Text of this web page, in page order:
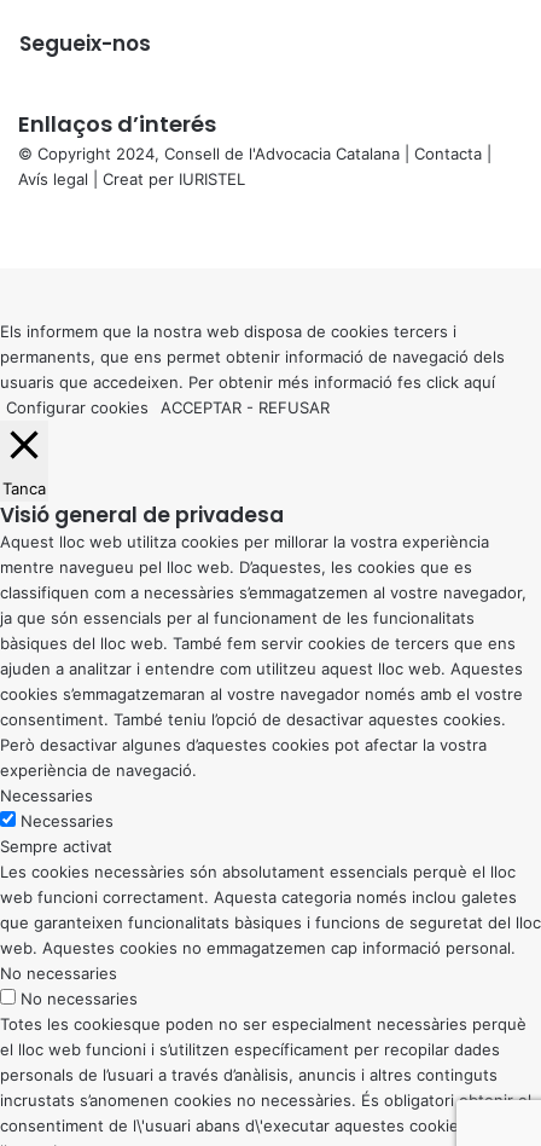
Segueix-nos
Enllaços d’interés
© Copyright 2024, Consell de l'Advocacia Catalana | Contacta
Avís legal | Creat per IURISTEL
button
Els informem que la nostra web disposa de cookies tercers i
permanents, que ens permet obtenir informació de navegació dels
usuaris que accedeixen. Per obtenir més informació fes click aquí
Configurar cookies
ACCEPTAR - REFUSAR
Tanca
Visió general de privadesa
Aquest lloc web utilitza cookies per millorar la vostra experiència
mentre navegueu pel lloc web. D’aquestes, les cookies que es
classifiquen com a necessàries s’emmagatzemen al vostre navegador,
ja que són essencials per al funcionament de les funcionalitats
bàsiques del lloc web. També fem servir cookies de tercers que ens
ajuden a analitzar i entendre com utilitzeu aquest lloc web. Aquestes
cookies s’emmagatzemaran al vostre navegador només amb el vostre
consentiment. També teniu l’opció de desactivar aquestes cookies.
Però desactivar algunes d’aquestes cookies pot afectar la vostra
experiència de navegació.
Necessaries
Necessaries
Sempre activat
Les cookies necessàries són absolutament essencials perquè el lloc
web funcioni correctament. Aquesta categoria només inclou galetes
que garanteixen funcionalitats bàsiques i funcions de seguretat del lloc
web. Aquestes cookies no emmagatzemen cap informació personal.
No necessaries
No necessaries
Totes les cookiesque poden no ser especialment necessàries perquè
el lloc web funcioni i s’utilitzen específicament per recopilar dades
personals de l’usuari a través d’anàlisis, anuncis i altres continguts
incrustats s’anomenen cookies no necessàries. És obligatori obtenir el
consentiment de l\'usuari abans d\'executar aquestes cookies al vostre